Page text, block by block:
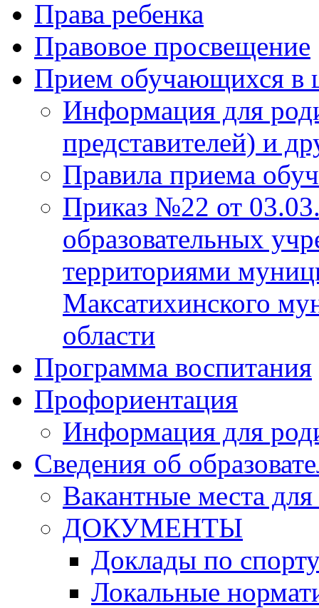
Права ребенка
Правовое просвещение
Прием обучающихся в
Информация для
представителей) и
Правила приема
Приказ №22 от
образовательных
территориями
Максатихинского
области
Программа воспитания
Профориентация
Информация для
Сведения об
Вакантные места
ДОКУМЕНТЫ
Доклады по
Локальные